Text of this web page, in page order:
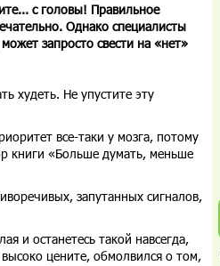
с головы! Правильное
Однако специалисты
запросто свести на «нет»
худеть. Не упустите эту
все-таки у мозга, потому
книги «Больше думать, меньше
запутанных сигналов,
и останетесь такой навсегда,
цените, обмолвился о том,